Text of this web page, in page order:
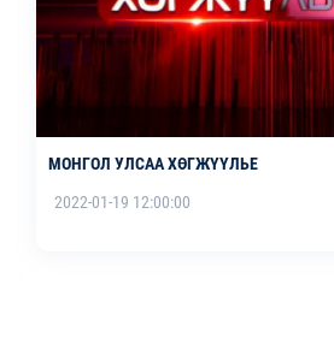
МОНГОЛ УЛСАА ХӨГЖҮҮЛЬЕ
2022-01-19 12:00:00